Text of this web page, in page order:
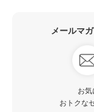
メールマ
お
おトクな